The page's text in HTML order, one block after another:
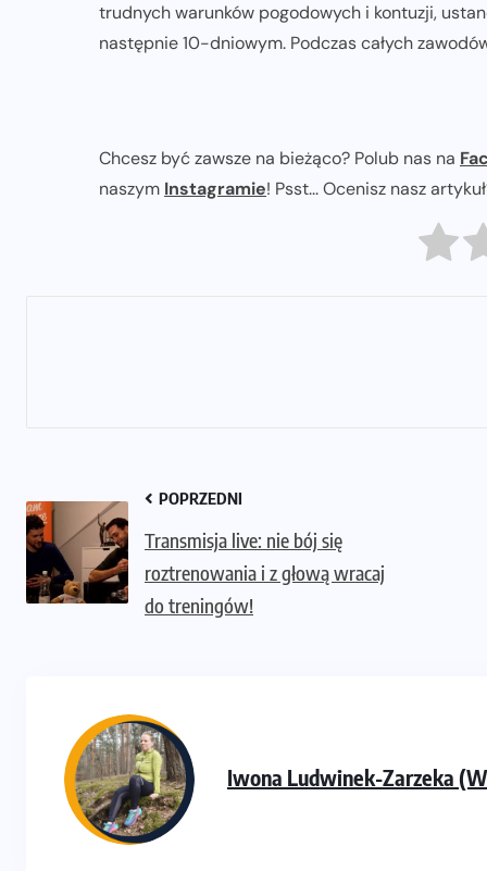
trudnych warunków pogodowych i kontuzji,
następnie 10-dniowym. Podczas całych
Chcesz być zawsze na bieżąco? Polub nas na
naszym Instagramie! Psst... Ocenisz nasz
POPRZEDNI
Transmisja live: nie bój się
roztrenowania i z głową wracaj
do treningów!
Iwona Ludwinek-Zarzeka